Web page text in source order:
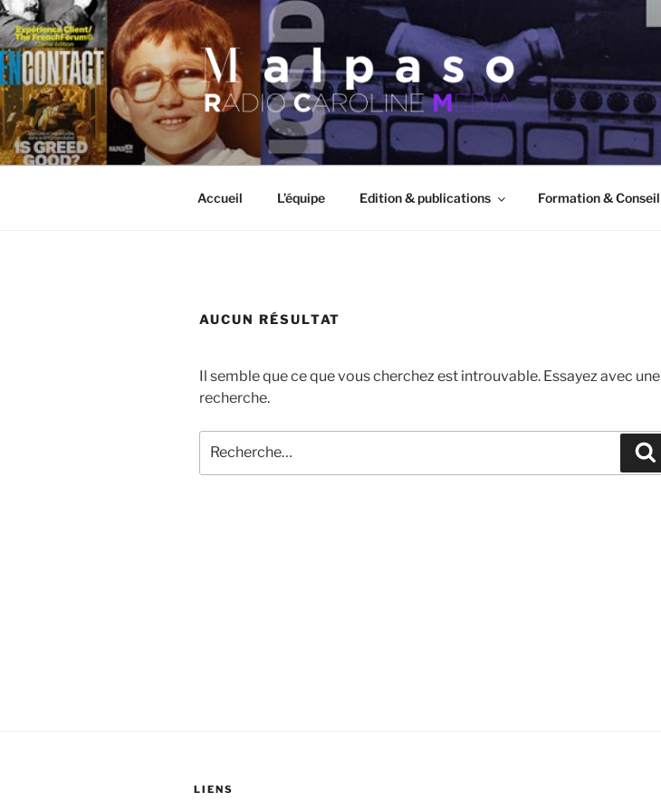
Aller
au
contenu
principal
MALPASO
Accueil L’équipe Edition & publications Formation & Conseil
AUCUN RÉSULTAT
Il semble que ce que vous cherchez est introuvable. Essayez avec une
recherche.
pour
LIENS